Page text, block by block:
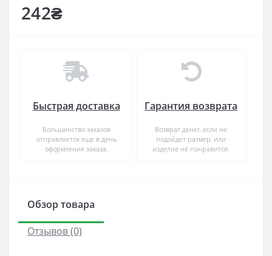
242₴
Быстрая доставка
Большинство заказов
отправляется еще в день
оформления заказа.
Гарантия возврата
Возврат денег, если не
подойдет размер, или
изделие не понравится.
Обзор товара
Отзывов (0)